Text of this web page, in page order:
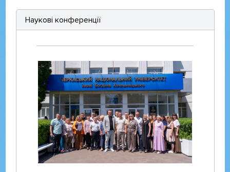
Наукові конференції